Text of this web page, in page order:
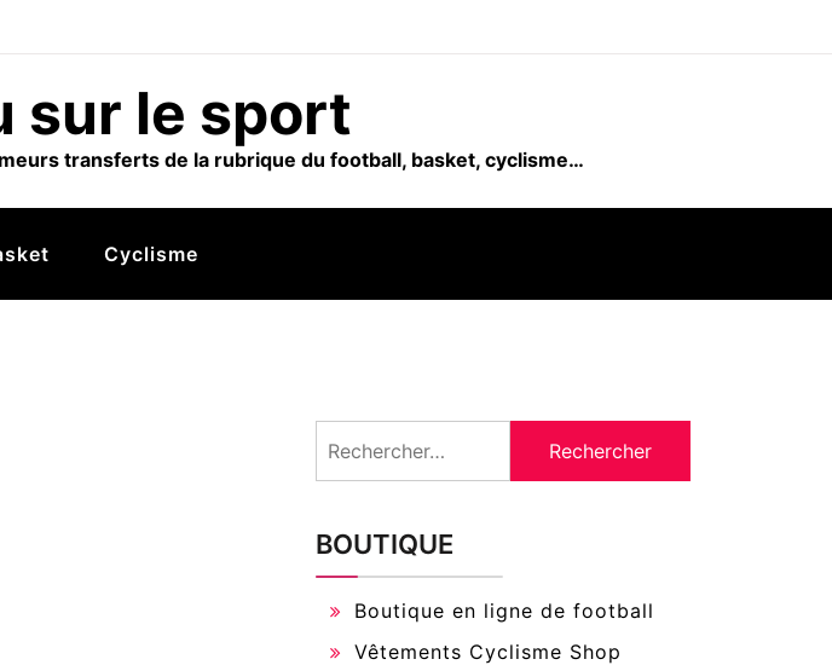
sur le sport
transferts de la rubrique du football, basket, cyclisme…
Cyclisme
BOUTIQUE
Boutique en ligne de football
Vêtements Cyclisme Shop